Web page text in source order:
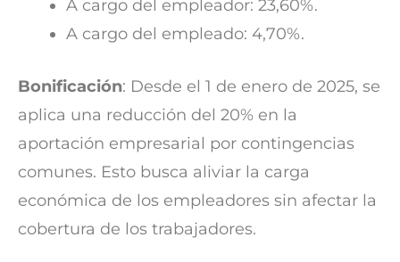
A cargo del empleador: 23,60%.
A cargo del empleado: 4,70%.
Bonificación: Desde el 1 de enero de 2025, se
aplica una reducción del 20% en la
aportación empresarial por contingencias
comunes. Esto busca aliviar la carga
económica de los empleadores sin afectar la
cobertura de los trabajadores.